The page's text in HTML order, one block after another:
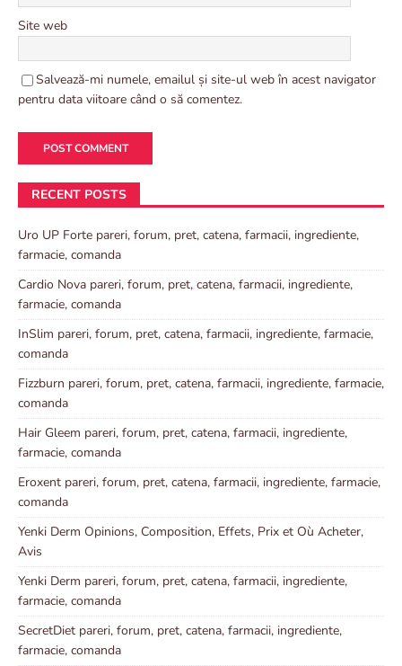
Site web
Salvează-mi numele, emailul și site-ul web în acest navigator
pentru data viitoare când o să comentez.
RECENT POSTS
Uro UP Forte pareri, forum, pret, catena, farmacii, ingrediente,
farmacie, comanda
Cardio Nova pareri, forum, pret, catena, farmacii, ingrediente,
farmacie, comanda
InSlim pareri, forum, pret, catena, farmacii, ingrediente, farmacie,
comanda
Fizzburn pareri, forum, pret, catena, farmacii, ingrediente, farmacie,
comanda
Hair Gleem pareri, forum, pret, catena, farmacii, ingrediente,
farmacie, comanda
Eroxent pareri, forum, pret, catena, farmacii, ingrediente, farmacie,
comanda
Yenki Derm Opinions, Composition, Effets, Prix et Où Acheter,
Avis
Yenki Derm pareri, forum, pret, catena, farmacii, ingrediente,
farmacie, comanda
SecretDiet pareri, forum, pret, catena, farmacii, ingrediente,
farmacie, comanda